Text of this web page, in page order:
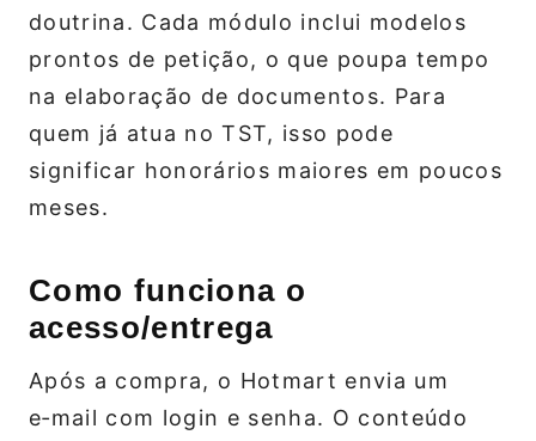
doutrina. Cada módulo inclui modelos
prontos de petição, o que poupa tempo
na elaboração de documentos. Para
quem já atua no TST, isso pode
significar honorários maiores em poucos
meses.
Como funciona o
acesso/entrega
Após a compra, o Hotmart envia um
e‑mail com login e senha. O conteúdo